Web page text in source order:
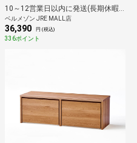
10～12営業日以内に発送(長期休暇除く)
ベルメゾン JRE MALL店
36,390 円 (税込)
336ポイント